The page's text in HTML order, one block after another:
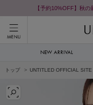
【予約10%OFF】秋
NEW ARRIVAL
トップ UNTITLED OFFICIAL SITE